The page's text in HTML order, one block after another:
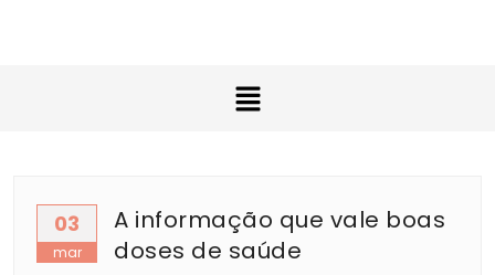
03
mar
A informação que vale boas
doses de saúde